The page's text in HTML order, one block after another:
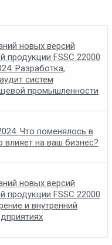
новых версий
продукции FSSC 22000
Разработка,
систем
промышленности
Что поменялось в
влияет на ваш бизнес?
новых версий
продукции FSSC 22000
и внутренний